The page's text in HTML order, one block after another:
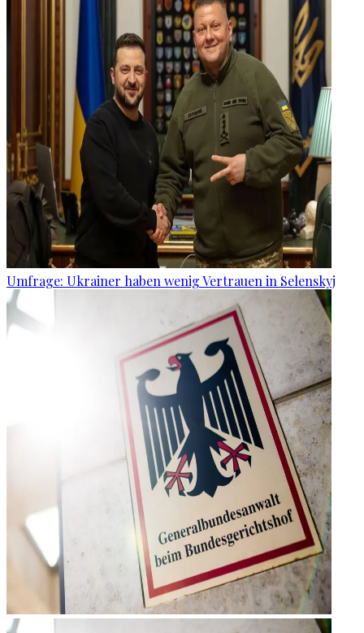
Umfrage: Ukrainer haben wenig Vertrauen in Selenskyj